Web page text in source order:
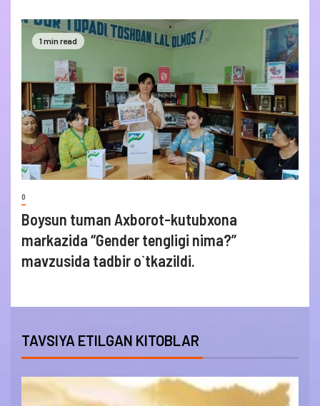
1 min read
0
Boysun tuman Axborot-kutubxona
markazida “Gender tengligi nima?”
mavzusida tadbir o`tkazildi.
TAVSIYA ETILGAN KITOBLAR